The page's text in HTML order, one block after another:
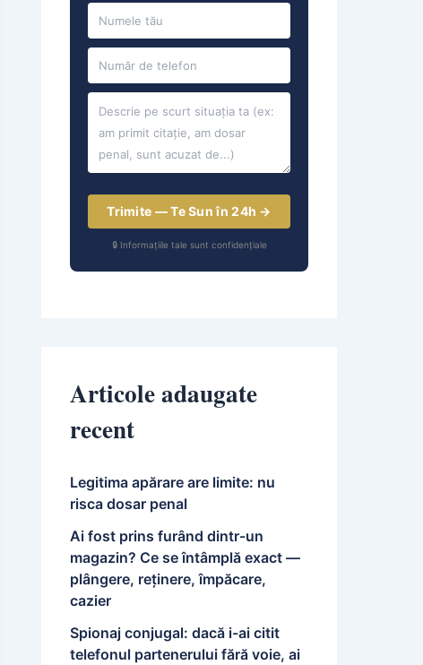
Trimite — Te Sun în 24h →
🔒 Informațiile tale sunt confidențiale
Articole adaugate
recent
Legitima apărare are limite: nu
risca dosar penal
Ai fost prins furând dintr-un
magazin? Ce se întâmplă exact —
plângere, reținere, împăcare,
cazier
Spionaj conjugal: dacă i-ai citit
telefonul partenerului fără voie, ai